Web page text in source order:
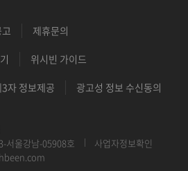
제휴문의
위시빈 가이드
3자 정보제공 광고성 정보 수신동의
서울강남-05908호
사업자정보확인